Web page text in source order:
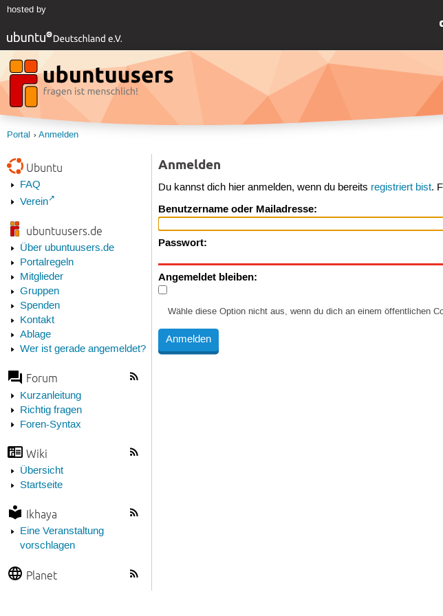
hosted by
Portal Anmelden
Ubuntu
FAQ
Verein
ubuntuusers.de
Über ubuntuusers.de
Portalregeln
Mitglieder
Gruppen
Spenden
Kontakt
Ablage
Wer ist gerade angemeldet?
Forum
Kurzanleitung
Richtig fragen
Foren-Syntax
Wiki
Übersicht
Startseite
Ikhaya
Eine Veranstaltung
vorschlagen
Planet
Anmelden
Du kannst dich hier anmelden, wenn du bereits registriert bist.
Benutzername oder Mailadresse:
Passwort:
Angemeldet bleiben:
Wähle diese Option nicht aus, wenn du dich an einem öffentlichen